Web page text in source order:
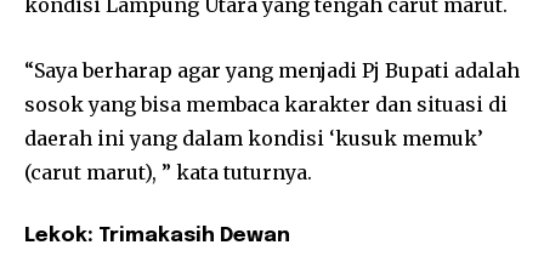
kondisi Lampung Utara yang tengah carut marut.
“Saya berharap agar yang menjadi Pj Bupati adalah
sosok yang bisa membaca karakter dan situasi di
daerah ini yang dalam kondisi ‘kusuk memuk’
(carut marut), ” kata tuturnya.
Lekok: Trimakasih Dewan